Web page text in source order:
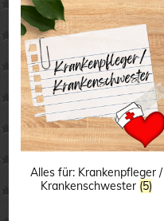
Alles für: Krankenpfleger /
Krankenschwester (5)